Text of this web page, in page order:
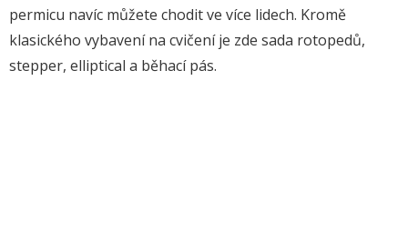
permicu navíc můžete chodit ve více lidech. Kromě
klasického vybavení na cvičení je zde sada rotopedů,
stepper, elliptical a běhací pás.